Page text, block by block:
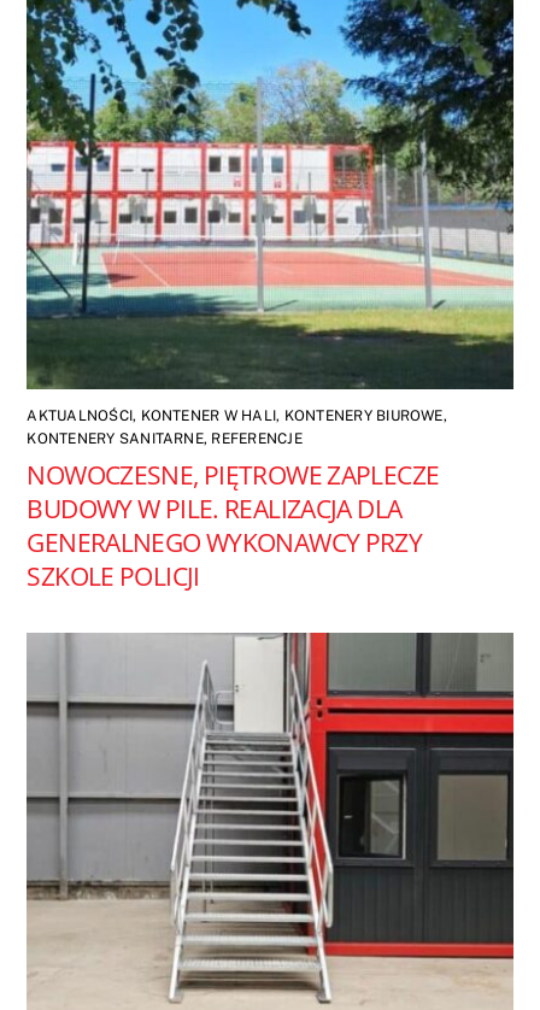
AKTUALNOŚCI, KONTENER W HALI, KONTENERY BIUROWE,
KONTENERY SANITARNE, REFERENCJE
NOWOCZESNE, PIĘTROWE ZAPLECZE
BUDOWY W PILE. REALIZACJA DLA
GENERALNEGO WYKONAWCY PRZY
SZKOLE POLICJI